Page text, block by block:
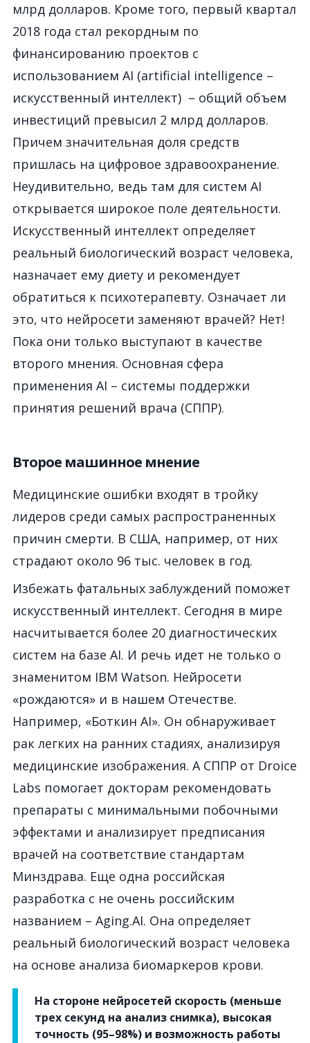
млрд долларов. Кроме того, первый квартал
2018 года стал рекордным по
финансированию проектов с
использованием AI (artificial intelligence –
искусственный интеллект) – общий объем
инвестиций превысил 2 млрд долларов.
Причем значительная доля средств
пришлась на цифровое здравоохранение.
Неудивительно, ведь там для систем AI
открывается широкое поле деятельности.
Искусственный интеллект определяет
реальный биологический возраст человека,
назначает ему диету и рекомендует
обратиться к психотерапевту. Означает ли
это, что нейросети заменяют врачей? Нет!
Пока они только выступают в качестве
второго мнения. Основная сфера
применения AI – системы поддержки
принятия решений врача (СППР).
Второе машинное мнение
Медицинские ошибки входят в тройку
лидеров среди самых распространенных
причин смерти. В США, например, от них
страдают около 96 тыс. человек в год.
Избежать фатальных заблуждений поможет
искусственный интеллект. Сегодня в мире
насчитывается более 20 диагностических
систем на базе AI. И речь идет не только о
знаменитом IBM Watson. Нейросети
«рождаются» и в нашем Отечестве.
Например, «Боткин AI». Он обнаруживает
рак легких на ранних стадиях, анализируя
медицинские изображения. А СППР от Droice
Labs помогает докторам рекомендовать
препараты с минимальными побочными
эффектами и анализирует предписания
врачей на соответствие стандартам
Минздрава. Еще одна российская
разработка с не очень российским
названием – Aging.AI. Она определяет
реальный биологический возраст человека
на основе анализа биомаркеров крови.
На стороне нейросетей скорость (меньше
трех секунд на анализ снимка), высокая
точность (95–98%) и возможность работы